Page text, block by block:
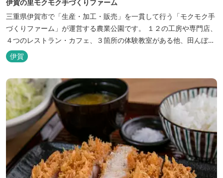
伊賀の里モクモク手づくりファーム
三重県伊賀市で「生産・加工・販売」を一貫して行う「モクモク手
づくりファーム」が運営する農業公園です。 １２の工房や専門店、
４つのレストラン・カフェ、３箇所の体験教室がある他、田んぼや
いかだ池など、「自然や農業」を身近に感じて楽しんでいただける
遊び場もあります。 園内では、ミニブタくんたちのショーを見た
り、ウインナーづくりやパンづくりなどの手づくり体験教室や、食
農体験プログラムに参加したり...
伊賀